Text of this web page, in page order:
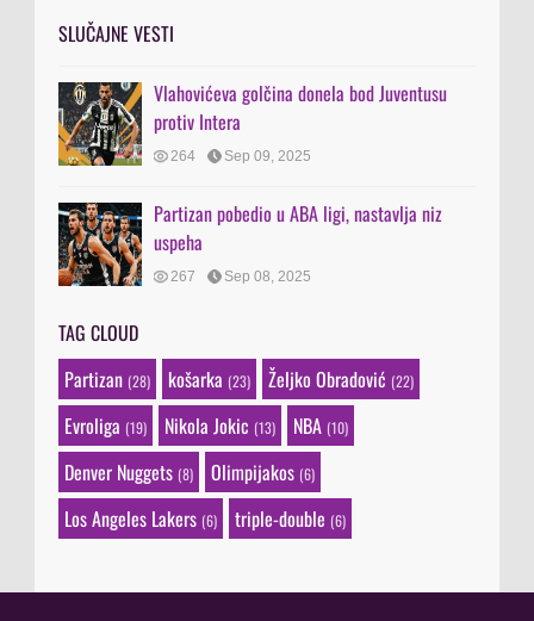
SLUČAJNE VESTI
Vlahovićeva golčina donela bod Juventusu
protiv Intera
264 Sep 09, 2025
Partizan pobedio u ABA ligi, nastavlja niz
uspeha
267 Sep 08, 2025
TAG CLOUD
Partizan (28) košarka (23) Željko Obradović (22)
Evroliga (19) Nikola Jokic (13) NBA (10)
Denver Nuggets (8) Olimpijakos (6)
Los Angeles Lakers (6) triple-double (6)